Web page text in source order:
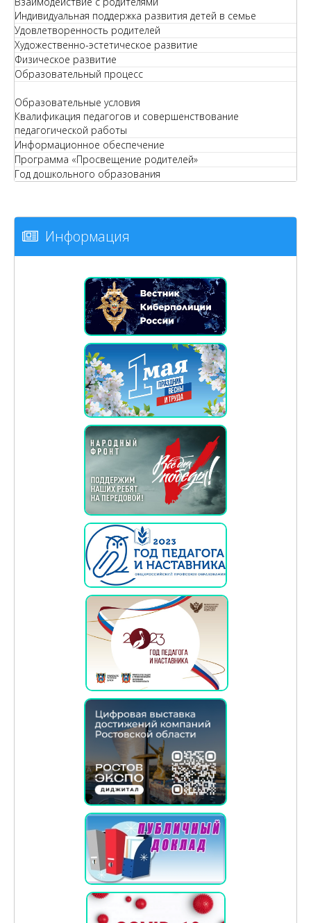
Индивидуальная поддержка развития детей в семье
Удовлетворенность родителей
Художественно-эстетическое развитие
Физическое развитие
Образовательный процесс
Образовательные условия
Квалификация педагогов и совершенствование
педагогической работы
Информационное обеспечение
Программа «Просвещение родителей»
Год дошкольного образования
Информация